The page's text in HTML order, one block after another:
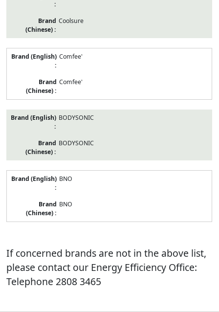
Coolsure
Comfee'
Comfee'
BODYSONIC
BODYSONIC
BNO
BNO
If concerned brands are not in the above list,
please contact our Energy Efficiency Office:
Telephone 2808 3465